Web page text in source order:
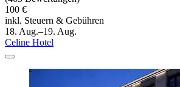
100 €
inkl. Steuern & Gebühren
18. Aug.–19. Aug.
Celine Hotel